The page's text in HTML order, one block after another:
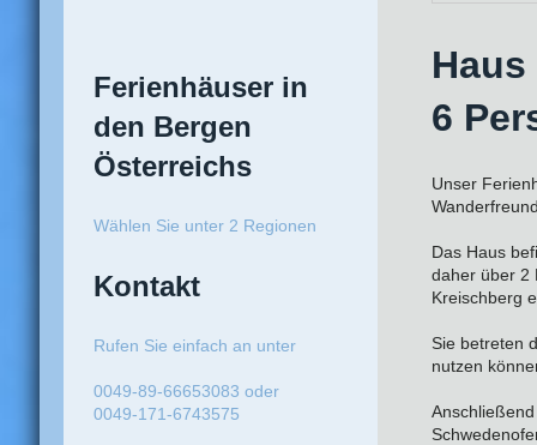
6
Unser
Das Haus
daher über 2
Kreischberg
Sie betreten
nutzen
Ferienhäuser in
den Bergen
Österreichs
Wählen Sie unter 2 Regionen
Kontakt
Rufen Sie einfach an unter
0049-89-66653083 oder
0049-171-6743575